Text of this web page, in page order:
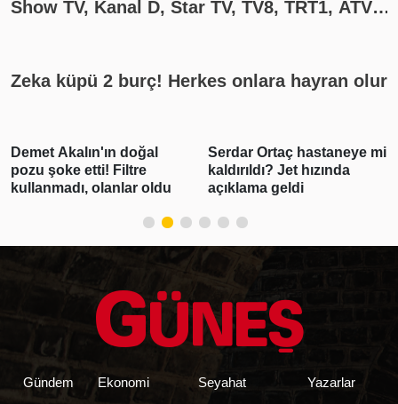
Show TV, Kanal D, Star TV, TV8, TRT1, ATV
Zeka küpü 2 burç! Herkes onlara hayran olur
Serdar Ortaç hastaneye mi
kaldırıldı? Jet hızında
açıklama geldi
Gabar'da günlük petrol
üretimi 83 bin 300 varile
ulaşarak rekor kırdı
Gündem
Ekonomi
Seyahat
Yazarlar